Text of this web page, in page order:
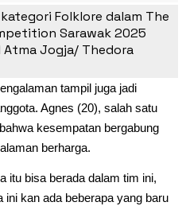
Ini
Folklore dalam The
Sarawak 2025
Atma Jogja/ Thedora
tampil juga jadi
Agnes (20), salah satu
kesempatan bergabung
berharga.
itu bisa berada dalam tim ini,
ini kan ada beberapa yang baru